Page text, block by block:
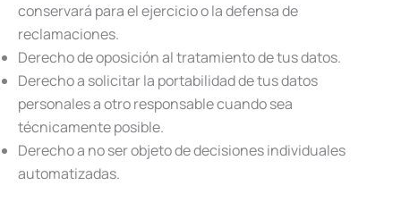
conservará para el ejercicio o la defensa de
reclamaciones.
Derecho de oposición al tratamiento de tus datos.
Derecho a solicitar la portabilidad de tus datos
personales a otro responsable cuando sea
técnicamente posible.
Derecho a no ser objeto de decisiones individuales
automatizadas.